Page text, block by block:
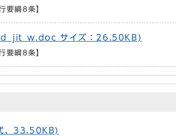
要綱8条】
サイズ：26.50KB)
要綱8条】
、33.50KB)